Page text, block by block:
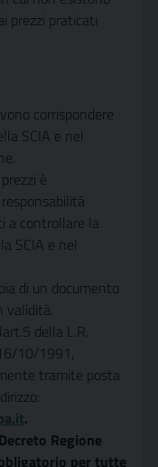
prezzi praticati
corrispondere
SCIA e nel
è
a controllare la
SCIA e nel
di un documento
validità.
della L.R.
10/1991,
tramite posta
.
Regione
per tutte